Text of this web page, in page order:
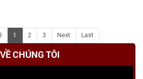
VỀ CHÚNG TÔI
1 2 3 Next Last